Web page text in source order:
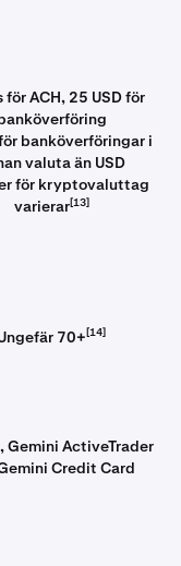
för ACH, 25 USD för
banköverföringar i
valuta än USD
för kryptovaluttag
varierar[13]
70+[14]
Gemini ActiveTrader
Credit Card